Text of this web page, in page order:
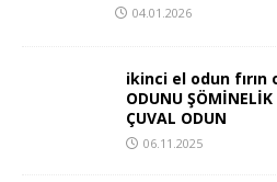
04.01.2026
ikinci el odun fırın
ODUNU
ÇUVAL ODUN
06.11.2025